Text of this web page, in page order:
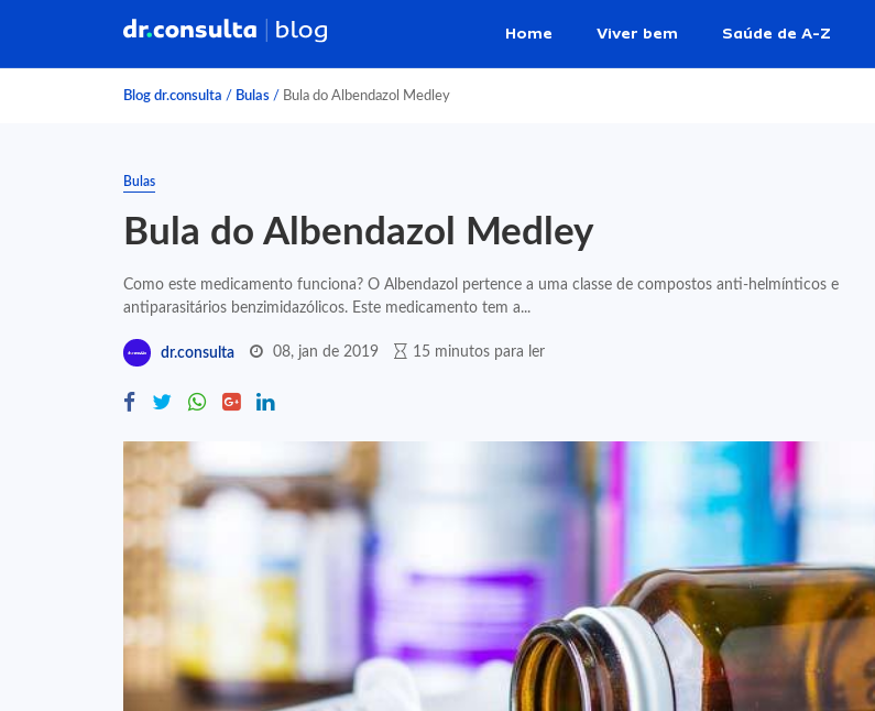
Home Viver bem Saúde de A-Z
Blog dr.consulta / Bulas / Bula do Albendazol Medley
Bulas
Bula do Albendazol Medley
Como este medicamento funciona? O Albendazol pertence a uma classe de compostos anti-helmínticos e
antiparasitários benzimidazólicos. Este medicamento tem a...
dr.consulta 08, jan de 2019 15 minutos para ler